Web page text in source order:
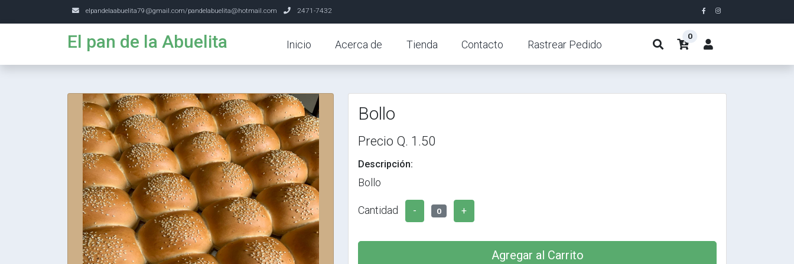
elpandelaabuelita79@gmail.com/pandelabuelita@hotmail.com 2471-7432
El pan de la Abuelita Inicio Acerca de Tienda Contacto Rastrear Pedido
0
Bollo
Precio Q. 1.50
Descripción:
Bollo
Cantidad - 0 +
Agregar al Carrito